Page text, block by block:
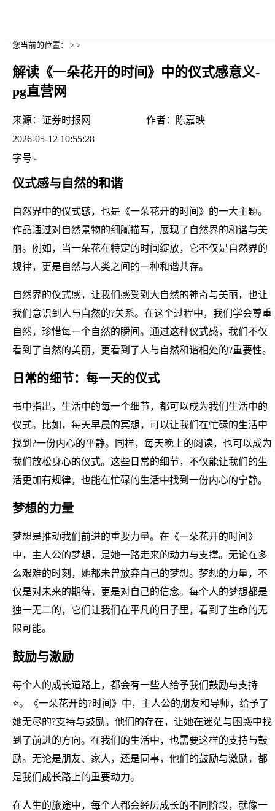
您当前的位置： > >
解读《一朵花开的时间》中的仪式感意义-
pg直营网
来源： 证券时报网 作者：
陈嘉映
2026-05-12 10:55:28
字号
仪式感与自然的和谐
自然界中的仪式感，也是《一朵花开的时间》的一大主题。
作品通过对自然景物的细腻描写，展现了自然界的和谐与美
丽。例如，当一朵花在特定的时间绽放，它不仅是自然界的
规律，更是自然与人类之间的一种和谐共存。
自然界的仪式感，让我们感受到大自然的神奇与美丽，也让
我们意识到人与自然的?关系。在这个过程中，我们学会尊重
自然，珍惜每一个自然的瞬间。通过这种仪式感，我们不仅
看到了自然的美丽，更看到了人与自然和谐相处的?重要性。
日常的细节：每一天的仪式
书中指出，生活中的每一个细节，都可以成为我们生活中的
仪式。比如，每天早晨的冥想，可以让我们在忙碌的生活中
找到?一份内心的平静。同样，每天晚上的阅读，也可以成为
我们放松身心的仪式。这些日常的细节，不仅能让我们的生
活更加有规律，也能在忙碌的生活中找到一份内心的宁静。
梦想的力量
梦想是推动我们前进的重要力量。在《一朵花开的时间》
中，主人公的梦想，是她一路走来的动力与支撑。无论在多
么艰难的时刻，她都未曾放弃自己的梦想。梦想的力量，不
仅是对未来的期待，更是对自己的信念。每个人的梦想都是
独一无二的，它们让我们在平凡的日子里，看到了生命的无
限可能。
鼓励与激励
每个人的成长道路上，都会有一些人给予我们鼓励与支持
⭐。《一朵花开的?时间》中，主人公的朋友和导师，给予了
她无尽的?支持与鼓励。他们的存在，让她在迷茫与困惑中找
到了前进的方向。在我们的生活中，也需要这样的支持与鼓
励。无论是朋友、家人，还是同事，他们的鼓励与激励，都
是我们成长路上的重要动力。
在人生的旅途中，每个人都会经历成长的不同阶段，就像一